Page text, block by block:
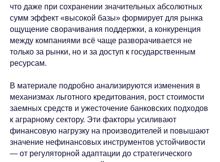
что даже при сохранении значительных абсолютных
сумм эффект «высокой базы» формирует для рынка
ощущение сворачивания поддержки, а конкуренция
между компаниями всё чаще разворачивается не
только за рынки, но и за доступ к государственным
ресурсам.
В материале подробно анализируются изменения в
механизмах льготного кредитования, рост стоимости
заемных средств и ужесточение банковских подходов
к аграрному сектору. Эти факторы усиливают
финансовую нагрузку на производителей и повышают
значение нефинансовых инструментов устойчивости
— от регуляторной адаптации до стратегического